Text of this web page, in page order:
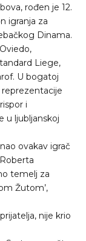
rođen je 12.
igranja za
Dinama.
Liege,
U bogatoj
i
u ljubljanskoj
ovakav igrač
temelj za
Žutom’,
nije krio